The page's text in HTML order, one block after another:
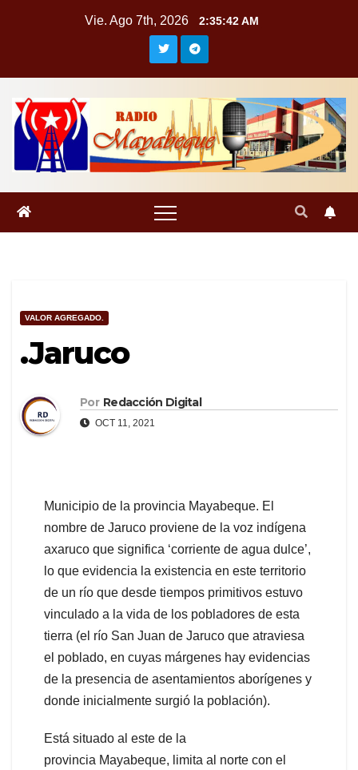
Vie. Ago 7th, 2026 2:35:43 AM
VALOR AGREGADO.
.Jaruco
Por Redacción Digital
OCT 11, 2021
Municipio de la provincia Mayabeque. El
nombre de Jaruco proviene de la voz indígena
axaruco que significa ‘corriente de agua dulce’,
lo que evidencia la existencia en este territorio
de un río que desde tiempos primitivos estuvo
vinculado a la vida de los pobladores de esta
tierra (el río San Juan de Jaruco que atraviesa
el poblado, en cuyas márgenes hay evidencias
de la presencia de asentamientos aborígenes y
donde inicialmente surgió la población).
Está situado al este de la
provincia Mayabeque, limita al norte con el